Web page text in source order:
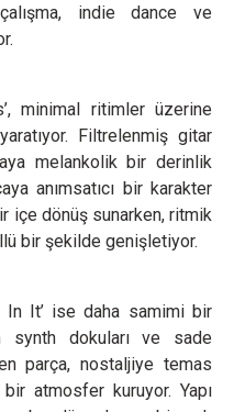
indie dance ve
minimal ritimler üzerine
Filtrelenmiş gitar
melankolik bir derinlik
anımsatıcı bir karakter
içe dönüş sunarken, ritmik
bir şekilde genişletiyor.
In It’ ise daha samimi bir
synth dokuları ve sade
parça, nostaljiye temas
atmosfer kuruyor. Yapı